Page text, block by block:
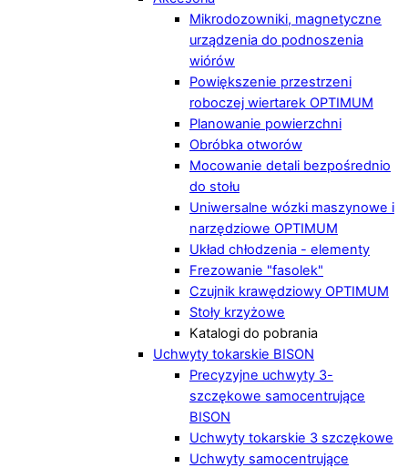
Mikrodozowniki, magnetyczne
urządzenia do podnoszenia
wiórów
Powiększenie przestrzeni
roboczej wiertarek OPTIMUM
Planowanie powierzchni
Obróbka otworów
Mocowanie detali bezpośrednio
do stołu
Uniwersalne wózki maszynowe i
narzędziowe OPTIMUM
Układ chłodzenia - elementy
Frezowanie "fasolek"
Czujnik krawędziowy OPTIMUM
Stoły krzyżowe
Katalogi do pobrania
Uchwyty tokarskie BISON
Precyzyjne uchwyty 3-
szczękowe samocentrujące
BISON
Uchwyty tokarskie 3 szczękowe
Uchwyty samocentrujące